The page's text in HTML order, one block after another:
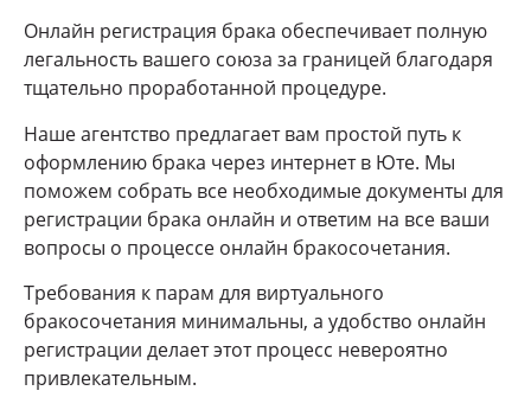
Онлайн регистрация брака обеспечивает полную
легальность вашего союза за границей благодаря
тщательно проработанной процедуре.
Наше агентство предлагает вам простой путь к
оформлению брака через интернет в Юте. Мы
поможем собрать все необходимые документы для
регистрации брака онлайн и ответим на все ваши
вопросы о процессе онлайн бракосочетания.
Требования к парам для виртуального
бракосочетания минимальны, а удобство онлайн
регистрации делает этот процесс невероятно
привлекательным.